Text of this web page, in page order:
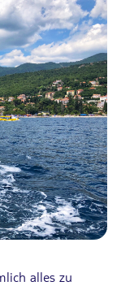
alles zu